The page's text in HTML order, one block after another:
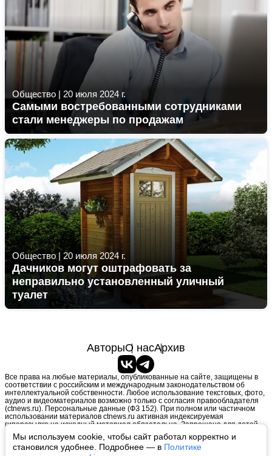
Мы используем cookie, чтобы сайт работал корректно и
становился удобнее. Подробнее — в Политике
Общество | 20 июля 2024 г.
Самыми востребованными сотрудниками
стали менеджеры по продажам
Общество| 20 июля 2024 г.
Дачников могут оштрафовать за
неправильно установленный уличный
туалет
АвторыО насАрхив
Все права на любые материалы, опубликованные на сайте, защищены в
соответствии с российским и международным законодательством об
интеллектуальной собственности. Любое использование текстовых, фото,
аудио и видеоматериалов возможно только с согласия правообладателя
(ctnews.ru). Персональные данные (ФЗ 152). При полном или частичном
использовании материалов ctnews.ru активная индексируемая
гиперссылка на исходный материал обязательна. Запрещено для детей.
Оригинал текста:
https://ctnews.ru/
Пользовательское соглашение|Политика конфиденциальности |
Политика использования cookie